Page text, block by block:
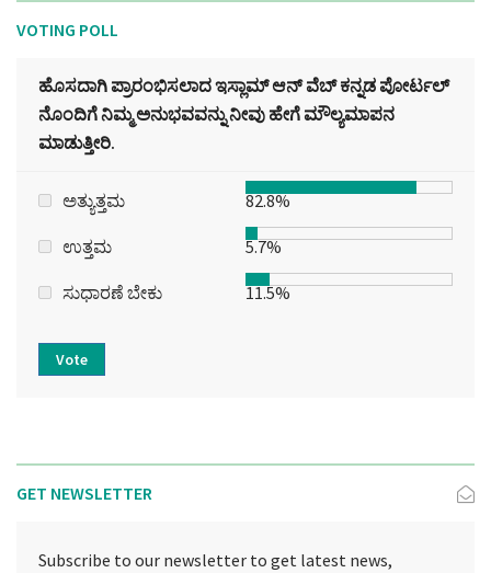
VOTING POLL
ಹೊಸದಾಗಿ ಪ್ರಾರಂಭಿಸಲಾದ ಇಸ್ಲಾಮ್ ಆನ್ ವೆಬ್ ಕನ್ನಡ ಪೋರ್ಟಲ್‌
ನೊಂದಿಗೆ ನಿಮ್ಮ ಅನುಭವವನ್ನು ನೀವು ಹೇಗೆ ಮೌಲ್ಯಮಾಪನ
ಮಾಡುತ್ತೀರಿ.
ಅತ್ಯುತ್ತಮ 82.8%
ಉತ್ತಮ 5.7%
ಸುಧಾರಣೆ ಬೇಕು 11.5%
Vote
GET NEWSLETTER
Subscribe to our newsletter to get latest news,